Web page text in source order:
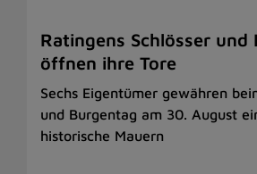
Ratingens Schlösser und
öffnen ihre Tore
Sechs Eigentümer gewähren
und Burgentag am 30. August
historische Mauern